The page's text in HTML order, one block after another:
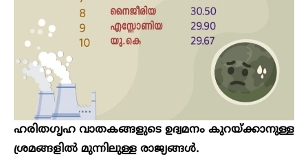
ഹരിതഗൃഹ വാതകങ്ങളുടെ ഉദ്വമനം കുറയ്ക്കാനുള്ള
ശ്രമങ്ങളിൽ മുന്നിലുള്ള രാജ്യങ്ങൾ.